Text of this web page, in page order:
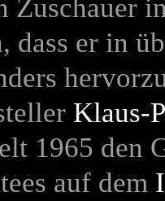
dass er in
Klaus-
1965 den
auf dem